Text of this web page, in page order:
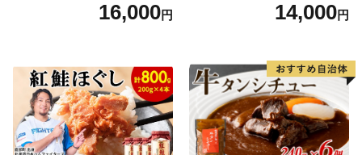
糖の代わり 香り高い いい香
16,000円
野菜 おつまみ おかず 簡単調
ー ギフト お取り寄せ 日高市
14,000円